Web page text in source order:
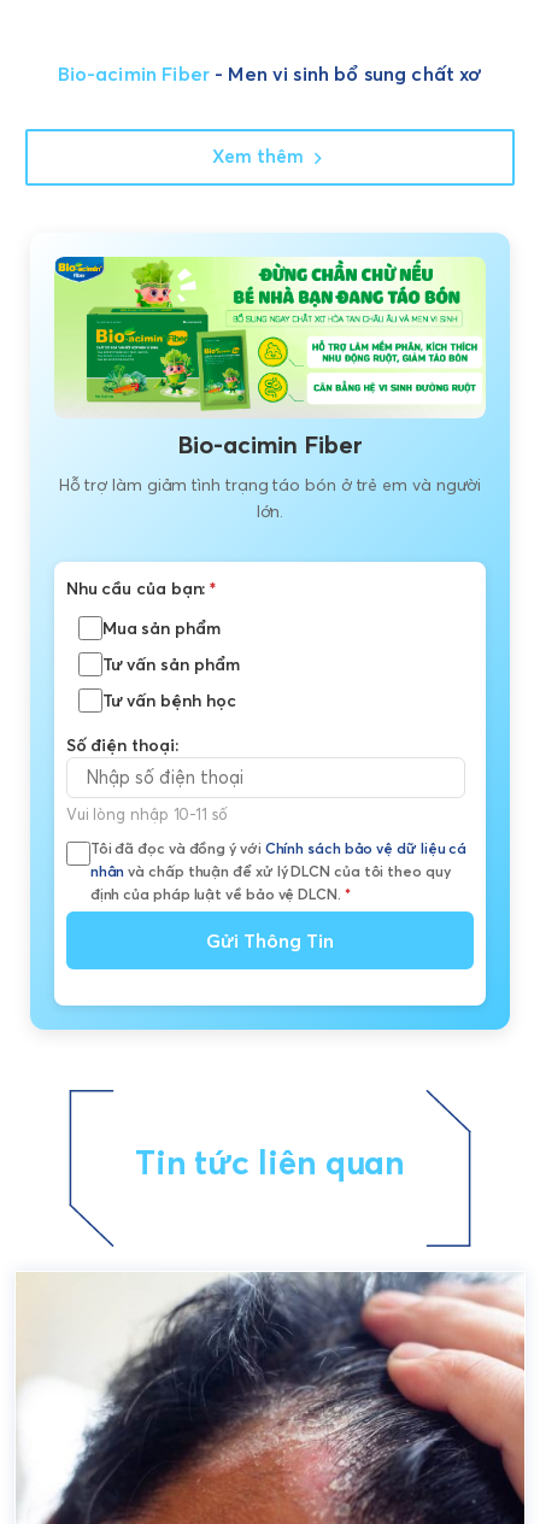
Bio-acimin Fiber- Men vi sinh bổ sung chất xơ
Xem thêm
Bio-acimin Fiber
Hỗ trợ làm giảm tình trạng táo bón ở trẻ em và người
lớn.
Nhu cầu của bạn:*
Mua sản phẩm
Tư vấn sản phẩm
Tư vấn bệnh học
Số điện thoại:
Vui lòng nhập 10-11 số
Tôi đã đọc và đồng ý với Chính sách bảo vệ dữ liệu cá
nhân và chấp thuận để xử lý DLCN của tôi theo quy
định của pháp luật về bảo vệ DLCN. *
Gửi Thông Tin
Tin tức liên quan